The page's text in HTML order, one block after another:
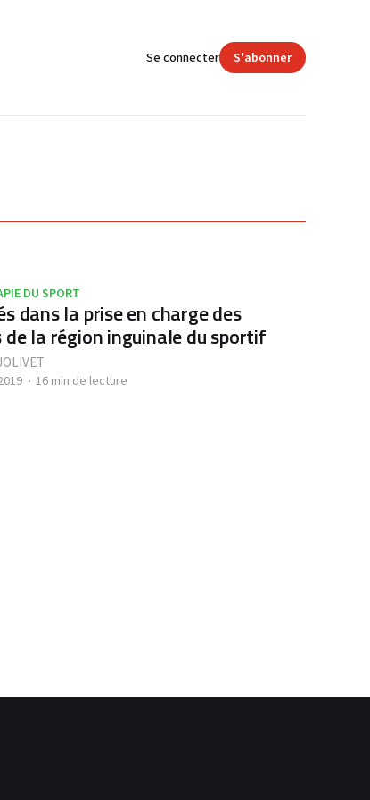
Se connecter S'abonner
DU SPORT
dans la prise en charge des
de la région inguinale du sportif
16 min de lecture